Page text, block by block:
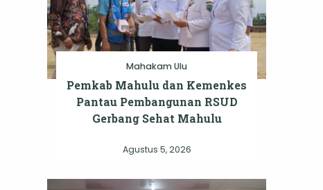
Mahakam Ulu
Pemkab Mahulu dan Kemenkes
Pantau Pembangunan RSUD
Gerbang Sehat Mahulu
Agustus 5, 2026